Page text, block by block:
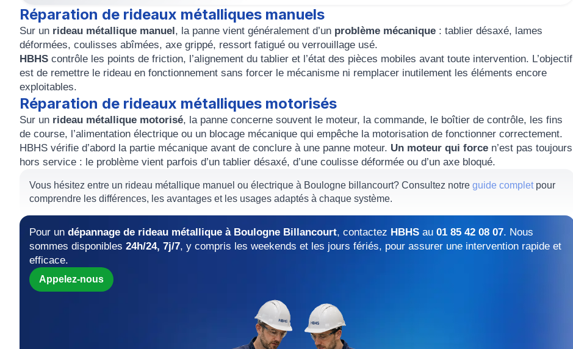
Réparation de rideaux métalliques manuels
Sur un rideau métallique manuel, la panne vient généralement d’un problème mécanique : tablier désaxé, lames
déformées, coulisses abîmées, axe grippé, ressort fatigué ou verrouillage usé.
HBHS contrôle les points de friction, l’alignement du tablier et l’état des pièces mobiles avant toute intervention. L’objectif
est de remettre le rideau en fonctionnement sans forcer le mécanisme ni remplacer inutilement les éléments encore
exploitables.
Réparation de rideaux métalliques motorisés
Sur un rideau métallique motorisé, la panne concerne souvent le moteur, la commande, le boîtier de contrôle, les fins
de course, l’alimentation électrique ou un blocage mécanique qui empêche la motorisation de fonctionner correctement.
HBHS vérifie d’abord la partie mécanique avant de conclure à une panne moteur. Un moteur qui force n’est pas toujours
hors service : le problème vient parfois d’un tablier désaxé, d’une coulisse déformée ou d’un axe bloqué.
Vous hésitez entre un rideau métallique manuel ou électrique à Boulogne billancourt? Consultez notre guide completpour
comprendre les différences, les avantages et les usages adaptés à chaque système.
Pour un dépannage de rideau métallique à Boulogne Billancourt, contactez HBHS au 01 85 42 08 07. Nous
sommes disponibles 24h/24, 7j/7, y compris les weekends et les jours fériés, pour assurer une intervention rapide et
efficace.
Appelez-nous